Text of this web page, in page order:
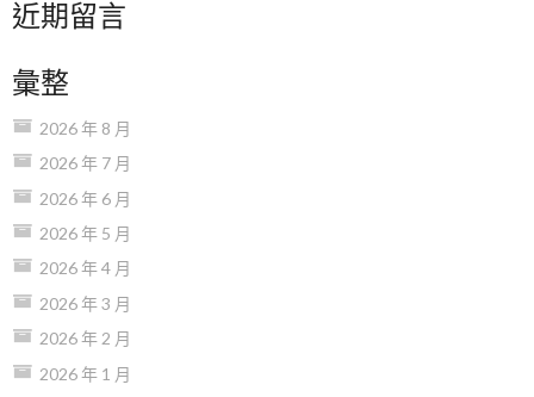
近期留言
彙整
2026 年 8 月
2026 年 7 月
2026 年 6 月
2026 年 5 月
2026 年 4 月
2026 年 3 月
2026 年 2 月
2026 年 1 月